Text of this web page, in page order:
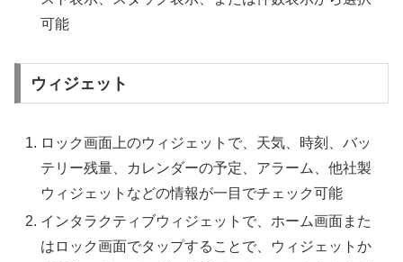
可能
ウィジェット
ロック画面上のウィジェットで、天気、時刻、バッ
テリー残量、カレンダーの予定、アラーム、他社製
ウィジェットなどの情報が一目でチェック可能
インタラクティブウィジェットで、ホーム画面また
はロック画面でタップすることで、ウィジェットか